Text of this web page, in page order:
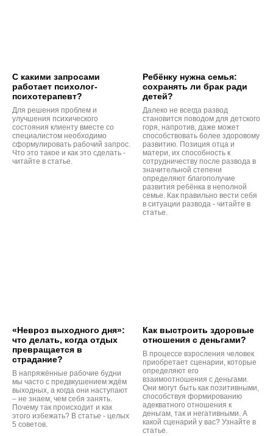
С какими запросами
работает психолог-
психотерапевт?
Для решения проблем и
улучшения психического
состояния клиенту вместе со
специалистом необходимо
сформулировать рабочий запрос.
Что это такое и как это сделать -
читайте в статье.
Ребёнку нужна семья:
сохранять ли брак ради
детей?
Далеко не всегда развод
становится поводом для детского
горя, напротив, даже может
способствовать более здоровому
развитию. Позиция отца и
матери, их способность к
сотрудничеству после развода в
значительной степени
определяют благополучие
развития ребёнка в неполной
семье. Как правильно вести себя
в ситуации развода - читайте в
статье.
«Невроз выходного дня»:
что делать, когда отдых
превращается в
страдание?
В напряжённые рабочие будни
мы часто с предвкушением ждём
выходных, а когда они наступают
– не знаем, чем себя занять.
Почему так происходит и как
этого избежать? В статье - целых
5 советов.
Как выстроить здоровые
отношения с деньгами?
В процессе взросления человек
приобретает сценарии, которые
определяют его
взаимоотношения с деньгами.
Они могут быть как позитивными,
способствуя формированию
адекватного отношения к
деньгам, так и негативными. А
какой сценарий у вас? Узнайте в
статье.